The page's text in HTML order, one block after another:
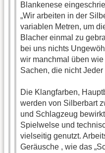
Blankenese
„Wir arbeiten in der
variablen Metren, um
Blacher einmal zu
bei uns nichts
wir manchmal üben
Sachen, die nicht Jeder
Die Klangfarben,
werden von Silberbart
und Schlagzeug
Spielwelse und
vielseitig genutzt.
Geräusche , wie das